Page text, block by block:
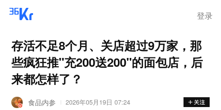
登录
存活不足8个月、关店超过9万家，那
些疯狂推"充200送200"的面包店，后
来都怎样了？
食品内参 2026年05月19日 07:24